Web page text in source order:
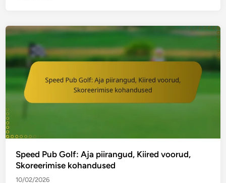
Speed Pub Golf: Aja piirangud, Kiired voorud,
Skoreerimise kohandused
10/02/2026